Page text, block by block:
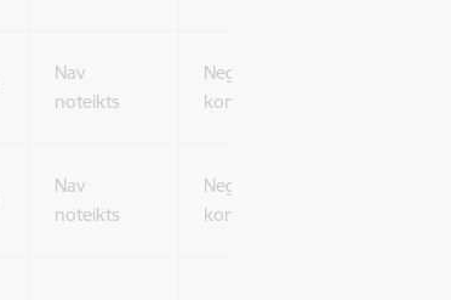
Nav
noteikts
Negodīga
komercprakse
Nav
noteikts
Negodīga
komercprakse